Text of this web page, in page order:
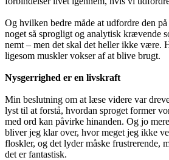
Og hvilken bedre måde at udfordre den
noget så sprogligt og analytisk krævende
nemt – men det skal det heller ikke være.
ligesom muskler vokser af at blive brugt.
Nysgerrighed er en livskraft
Min beslutning om at læse videre var
lyst til at forstå, hvordan sproget former
med ord kan påvirke hinanden. Og jo
bliver jeg klar over, hvor meget jeg ikke
floskler, og det lyder måske frustrerende,
det er fantastisk.